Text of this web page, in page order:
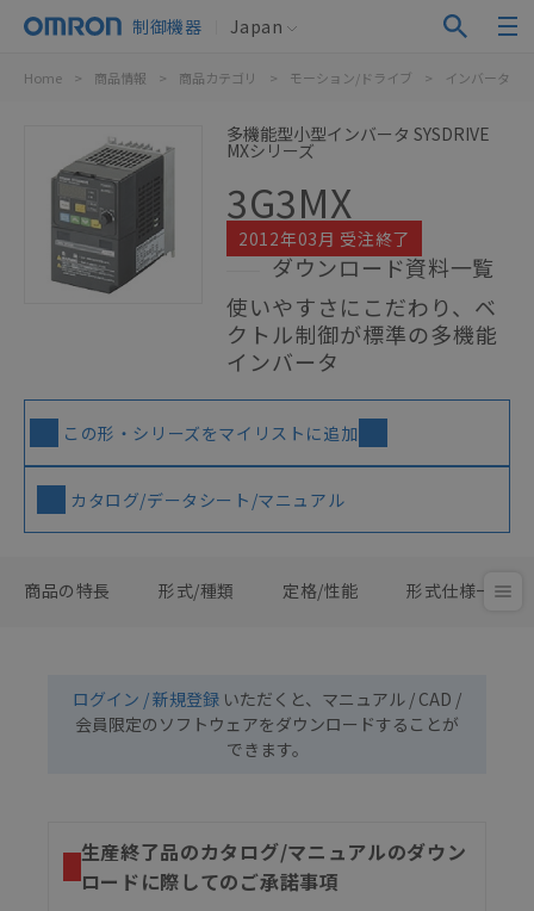
制御機器 Japan
Home > 商品情報 > 商品カテゴリ > モーション/ドライブ > インバータ
多機能型小型インバータ SYSDRIVE
MXシリーズ
3G3MX
2012年03月 受注終了
ダウンロード資料一覧
使いやすさにこだわり、ベ
クトル制御が標準の多機能
インバータ
この形・シリーズをマイリストに追加
カタログ/データシート/マニュアル
商品の特長 形式/種類 定格/性能 形式仕様一覧
ログイン / 新規登録 いただくと、マニュアル / CAD /
会員限定のソフトウェアをダウンロードすることが
できます。
生産終了品のカタログ/マニュアルのダウン
ロードに際してのご承諾事項